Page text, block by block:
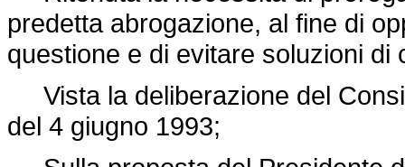
predetta abrogazione, al fine di
questione e di evitare soluzioni di
Vista la deliberazione del
del 4 giugno 1993;